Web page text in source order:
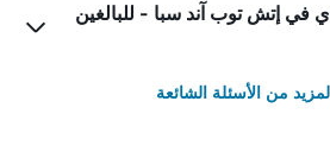
في إتش توب آند سبا - للبالغين
من الأسئلة الشائعة